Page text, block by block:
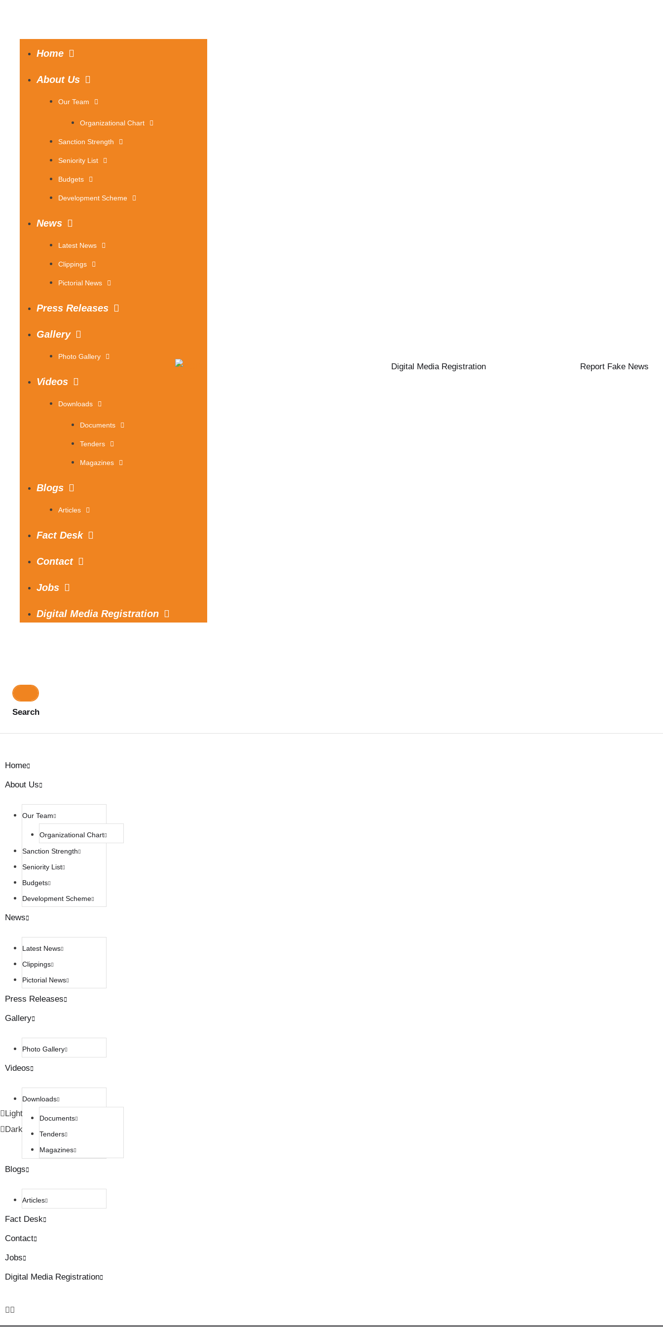
Home
About Us
Our Team
Organizational Chart
Sanction Strength
Seniority List
Budgets
Development Scheme
News
Latest News
Clippings
Pictorial News
Press Releases
Gallery
Photo Gallery
Videos
Downloads
Documents
Tenders
Magazines
Blogs
Articles
Fact Desk
Contact
Jobs
Digital Media Registration
Search
Digital Media Registration Report Fake News
Light
Dark
Home
About Us
Our Team
Organizational Chart
Sanction Strength
Seniority List
Budgets
Development Scheme
News
Latest News
Clippings
Pictorial News
Press Releases
Gallery
Photo Gallery
Videos
Downloads
Documents
Tenders
Magazines
Blogs
Articles
Fact Desk
Contact
Jobs
Digital Media Registration